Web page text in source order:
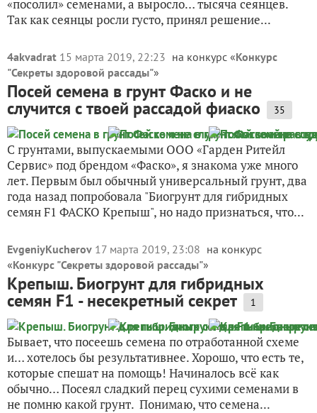
«посолил» семенами, а выросло… тысяча сеянцев.
Так как сеянцы росли густо, принял решение...
4akvadrat 15 марта 2019, 22:23 на конкурс «Конкурс
"Секреты здоровой рассады"»
Посей семена в грунт Фаско и не
случится с твоей рассадой фиаско 35
С грунтами, выпускаемыми ООО «Гарден Ритейл
Сервис» под брендом «Фаско», я знакома уже много
лет. Первым был обычный универсальный грунт, два
года назад попробовала "Биогрунт для гибридных
семян F1 ФАСКО Крепыш", но надо признаться, что...
EvgeniyKucherov 17 марта 2019, 23:08 на конкурс
«Конкурс "Секреты здоровой рассады"»
Крепыш. Биогрунт для гибридных
семян F1 - несекретный секрет 1
Бывает, что посеешь семена по отработанной схеме
и… хотелось бы результативнее. Хорошо, что есть те,
которые спешат на помощь! Начиналось всё как
обычно… Посеял сладкий перец сухими семенами в
не помню какой грунт. Понимаю, что семена...